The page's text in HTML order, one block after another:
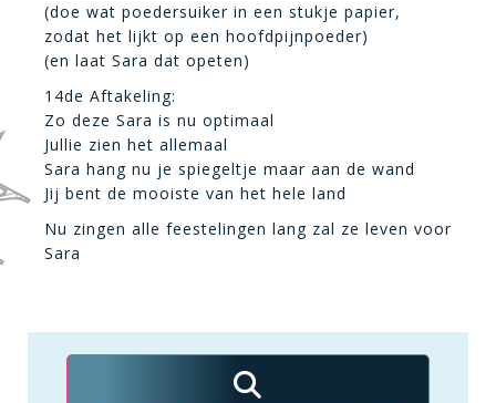
(doe wat poedersuiker in een stukje papier,
zodat het lijkt op een hoofdpijnpoeder)
(en laat Sara dat opeten)
14de Aftakeling:
Zo deze Sara is nu optimaal
Jullie zien het allemaal
Sara hang nu je spiegeltje maar aan de wand
Jij bent de mooiste van het hele land
Nu zingen alle feestelingen lang zal ze leven voor
Sara